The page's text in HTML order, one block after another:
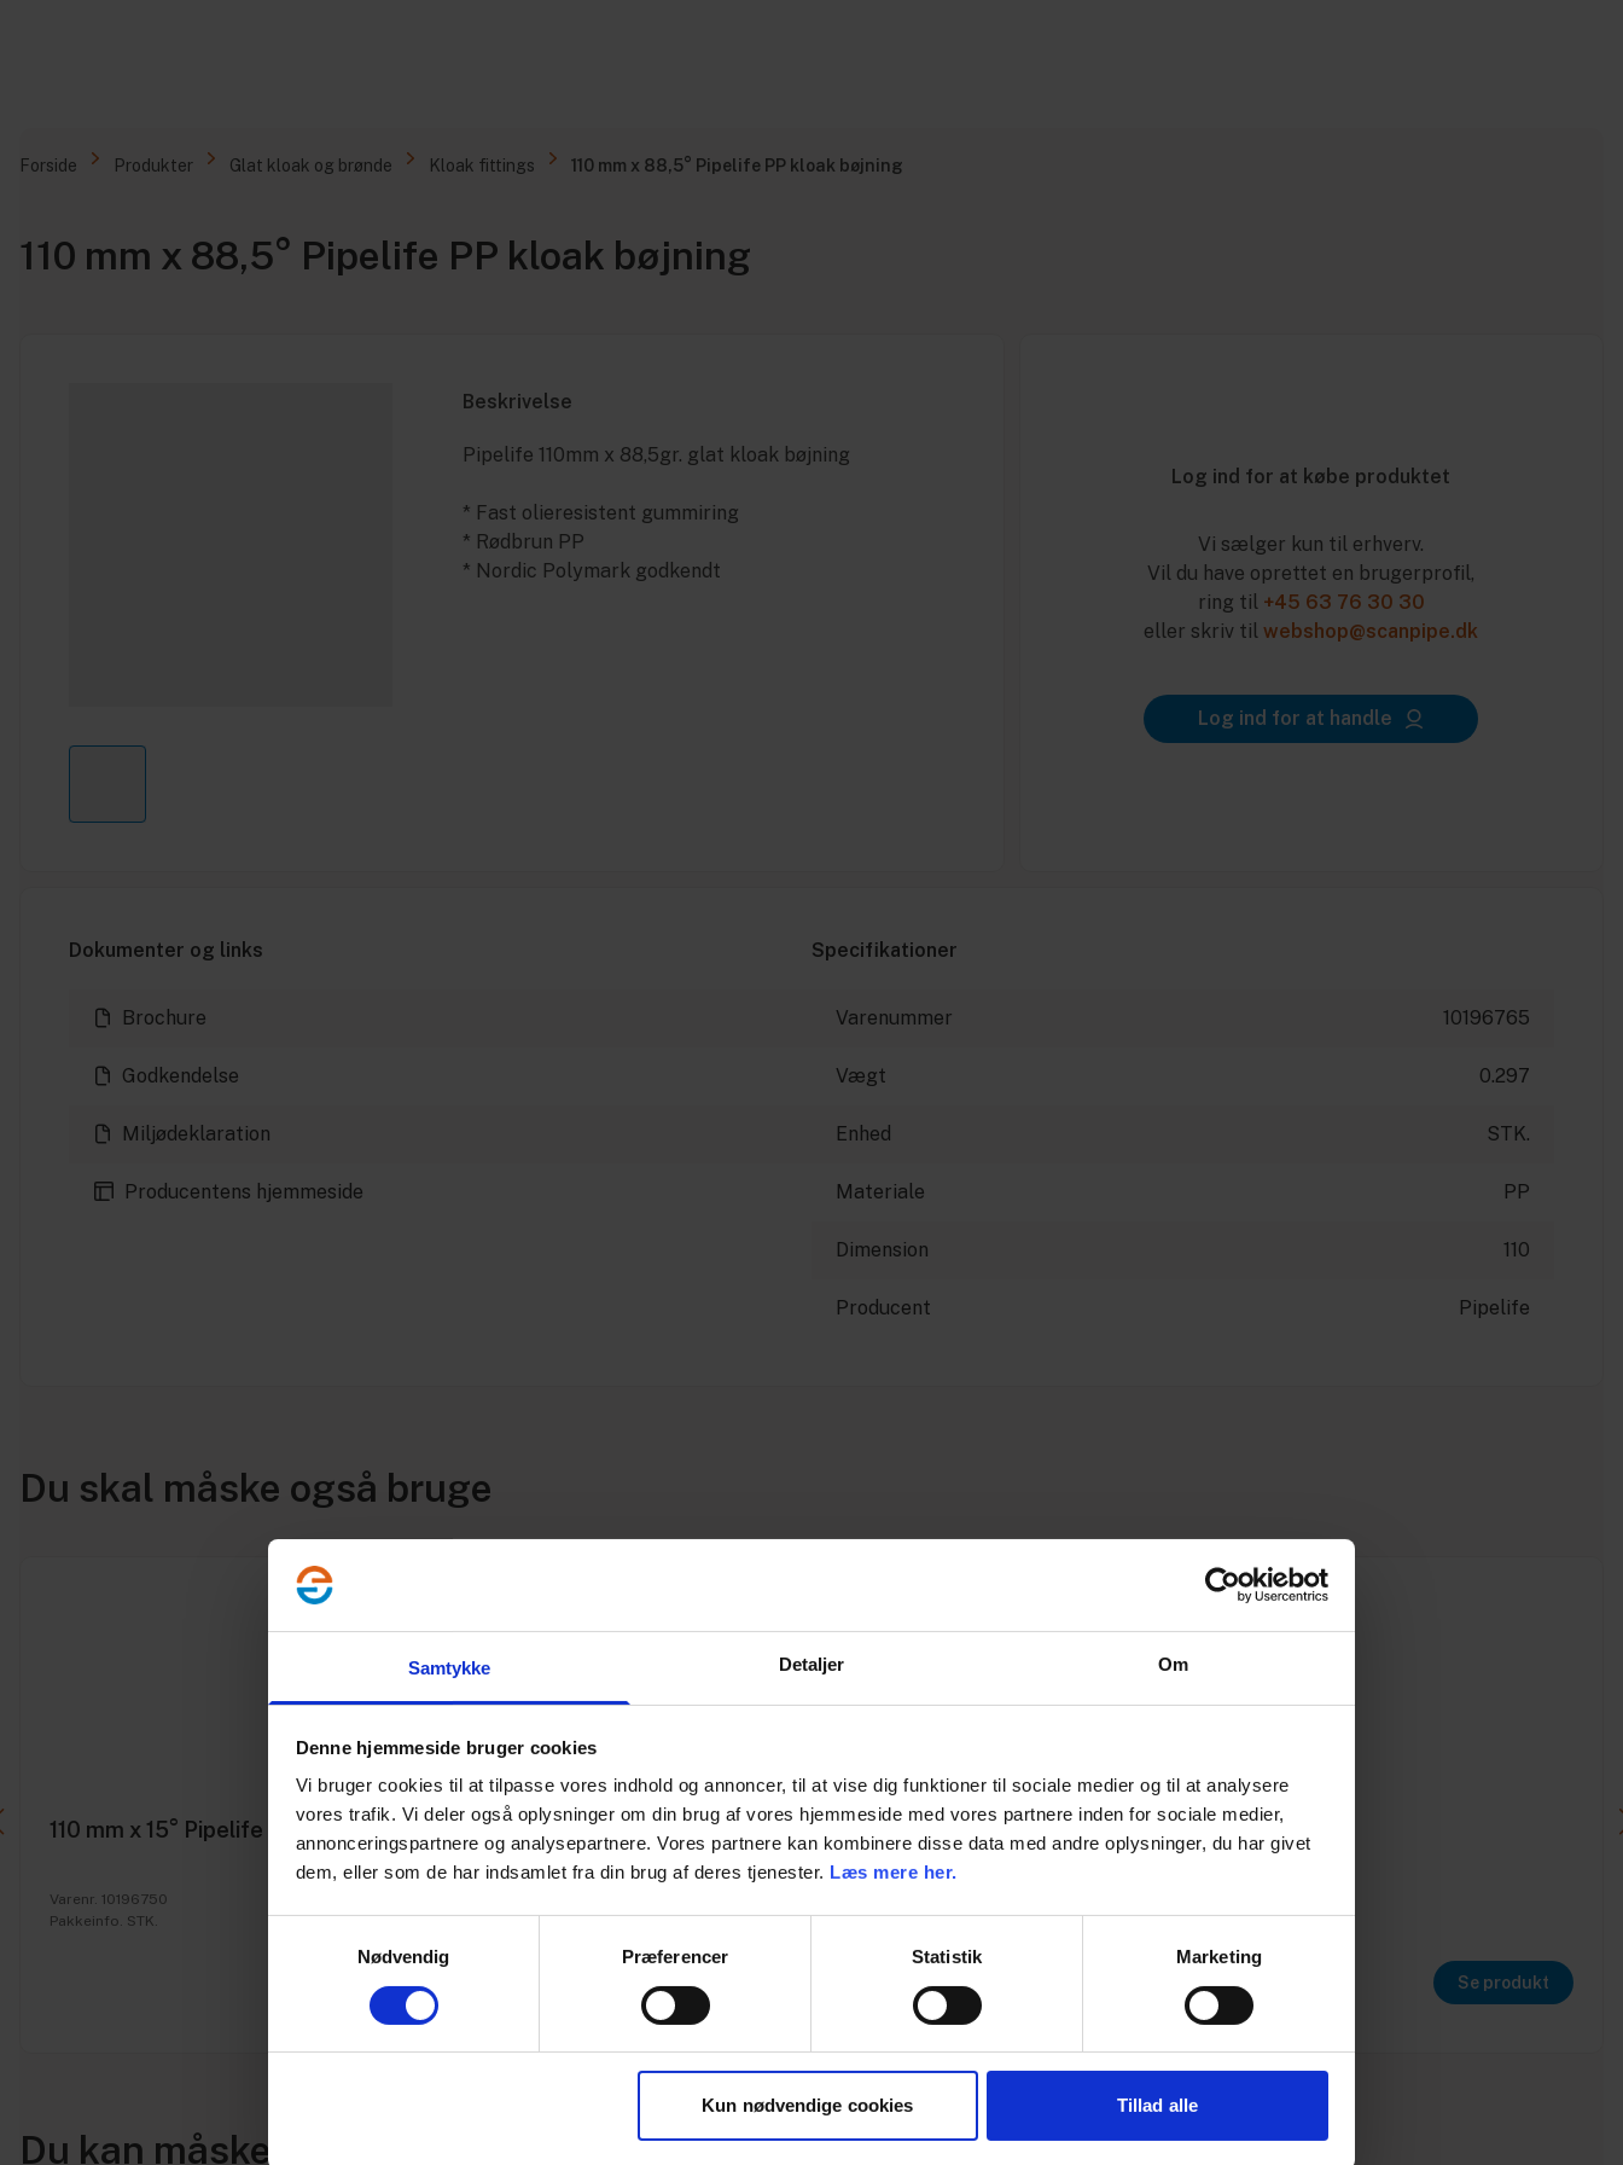
Samtykke Detaljer Om
Denne hjemmeside bruger cookies
Vi bruger cookies til at tilpasse vores indhold og annoncer, til at vise dig funktioner til sociale medier og til at analysere
vores trafik. Vi deler også oplysninger om din brug af vores hjemmeside med vores partnere inden for sociale medier,
annonceringspartnere og analysepartnere. Vores partnere kan kombinere disse data med andre oplysninger, du har givet
dem, eller som de har indsamlet fra din brug af deres tjenester. Læs mere her.
Nødvendig
Præferencer Statistik Marketing
Kun nødvendige cookies Tillad alle
Forside Produkter Glat kloak og brønde Kloak fittings 110 mm x 88,5° Pipelife PP kloak bøjning
110 mm x 88,5° Pipelife PP kloak bøjning
Beskrivelse
Pipelife 110mm x 88,5gr. glat kloak bøjning
* Fast olieresistent gummiring
* Rødbrun PP
* Nordic Polymark godkendt
Log ind for at købe produktet
Vi sælger kun til erhverv.
Vil du have oprettet en brugerprofil,
ring til +45 63 76 30 30
eller skriv tilwebshop@scanpipe.dk
Log ind for at handle
Dokumenter og links
Brochure
Godkendelse
Miljødeklaration
Producentens hjemmeside
Specifikationer
Varenummer 10196765
Vægt 0.297
Enhed STK.
Materiale PP
Dimension 110
Producent Pipelife
Du skal måske også bruge
110 mm x 15° Pipelife PP kloak bøjning
Varenr. 10196750
Pakkeinfo. STK.
Se produkt
Du kan måske i stedet bruge